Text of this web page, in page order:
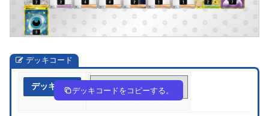
デッキコード
デッキ作成 55kd1k-LKPfKT-kF1Vkf
デッキコードをコピーする。